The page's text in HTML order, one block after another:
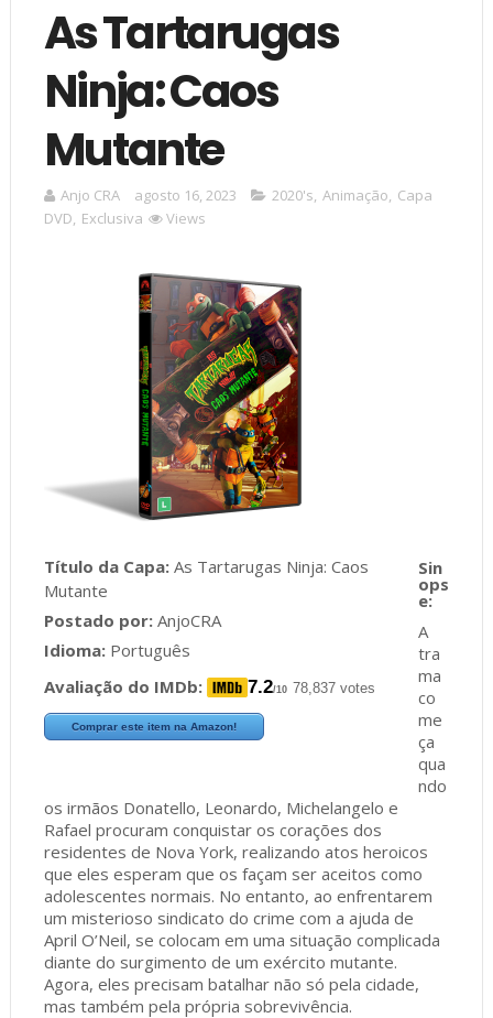
As Tartarugas
Ninja: Caos
Mutante
Anjo CRA agosto 16, 2023 2020's, Animação, Capa
DVD, Exclusiva Views
Título da Capa:As Tartarugas Ninja: Caos
Mutante
Postado por:AnjoCRA
Idioma:Português
Avaliação do IMDb:
7.2/10 78,837 votes
Comprar este item na Amazon!
A
tra
ma
co
me
ça
qua
ndo
os irmãos Donatello, Leonardo, Michelangelo e
Rafael procuram conquistar os corações dos
residentes de Nova York, realizando atos heroicos
que eles esperam que os façam ser aceitos como
adolescentes normais. No entanto, ao enfrentarem
um misterioso sindicato do crime com a ajuda de
April O’Neil, se colocam em uma situação complicada
diante do surgimento de um exército mutante.
Agora, eles precisam batalhar não só pela cidade,
mas também pela própria sobrevivência.